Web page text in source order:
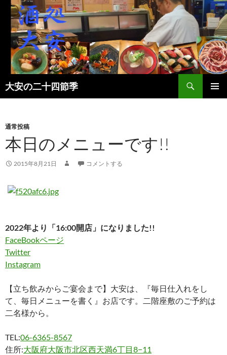
大安の二十四節季
検
索
ン
へ
キ
プ
通常投稿
本日のメニューです!!
2015年8月21日 コメントする
2022年より「16:00開店」になりました!!
FaceBookページ
Twitter
Instagram
【立ち飲みからご宴会まで】大安は、『毎日仕入れをし
て、毎日メニューを書く』お店です。二階座敷のご予約は
二名様から。
TEL:06-6365-8567
住所:大阪府大阪市北区西天満6丁目8−11